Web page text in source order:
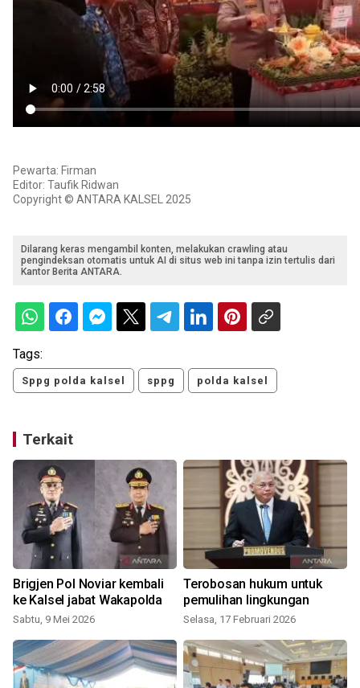
Pewarta: Firman
Editor: Taufik Ridwan
Copyright © ANTARA KALSEL 2025
Dilarang keras mengambil konten, melakukan crawling atau
pengindeksan otomatis untuk AI di situs web ini tanpa izin tertulis dari
Kantor Berita ANTARA.
Tags:
Sppg polda kalsel sppg polda kalsel
Terkait
Brigjen Pol Noviar kembali
ke Kalsel jabat Wakapolda
Sabtu, 9 Mei 2026
Terobosan hukum untuk
pemulihan lingkungan
Selasa, 17 Februari 2026